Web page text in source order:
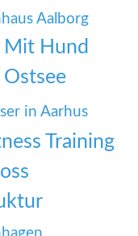
Aalborg
Mit Hund
Ostsee
in Aarhus
Training